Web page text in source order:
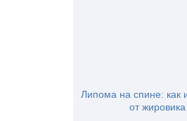
Липома на спине: как
от жировика